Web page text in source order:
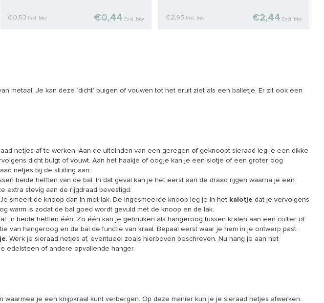
€0,53 Incl. btw €0,44 Excl. btw €2,95 Incl. btw €2,44 Excl. btw
metaal. Je kan deze ‘dicht’ buigen of vouwen tot het eruit ziet als een balletje. Er zit ook een
netjes af te werken. Aan de uiteinden van een geregen of geknoopt sieraad leg je een dikke
dicht buigt of vouwt. Aan het haakje of oogje kan je een slotje of een groter oog
netjes bij de sluiting aan.
beide helften van de bal. In dat geval kan je het eerst aan de draad rijgen waarna je een
extra stevig aan de rijgdraad bevestigd.
smeert de knoop dan in met lak. De ingesmeerde knoop leg je in het kalotje dat je vervolgens
warm is zodat de bal goed wordt gevuld met de knoop en de lak.
In beide helften één. Zo één kan je gebruiken als hangeroog tussen kralen aan een collier of
van hangeroog en de bal de functie van kraal. Bepaal eerst waar je hem in je ontwerp past.
. Werk je sieraad netjes af, eventueel zoals hierboven beschreven. Nu hang je aan het
edelsteen of andere opvallende hanger.
waarmee je een knijpkraal kunt verbergen. Op deze manier kun je je sieraad netjes afwerken.